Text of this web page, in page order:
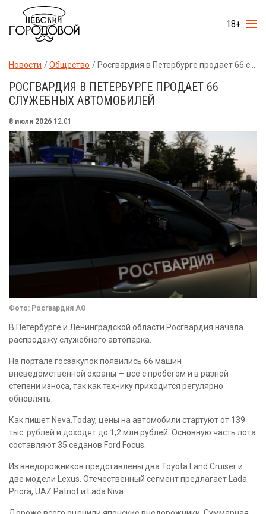
18+
Новости Общество Росгвардия в Петербурге продает 66 служебных автомобилей
РОСГВАРДИЯ В ПЕТЕРБУРГЕ ПРОДАЕТ 66
СЛУЖЕБНЫХ АВТОМОБИЛЕЙ
8 июля 2026 12:01
Фото: Росгвардия АО
В Петербурге и Ленинградской области Росгвардия начала
распродажу служебного автопарка.
На портале госзакупок появились 66 машин
вневедомственной охраны — все с пробегом и в разной
степени износа, так как технику приходится регулярно
обновлять.
Как пишет Neva.Today, цены на автомобили стартуют от 139
тыс. рублей и доходят до 1,2 млн рублей. Основную часть лота
составляют 35 седанов Ford Focus.
Из внедорожников представлены два Toyota Land Cruiser и
две модели Lexus. Отечественный сегмент предлагает Lada
Priora, UAZ Patriot и Lada Niva.